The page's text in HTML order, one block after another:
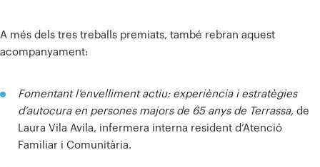
A més dels tres treballs premiats, també rebran aquest
acompanyament:
Fomentant l’envelliment actiu: experiència i estratègies
d’autocura en persones majors de 65 anys de Terrassa, de
Laura Vila Avila, infermera interna resident d’Atenció
Familiar i Comunitària.